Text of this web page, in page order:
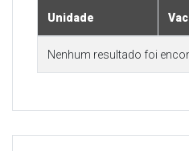
Unidade
Nenhum resultado foi